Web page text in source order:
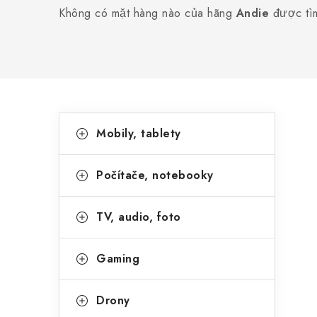
Không có mặt hàng nào của hãng Andie được
h
n
h
ê
qua
danh
mục
h
m
à
g
Mobily, tablety
Počítače, notebooky
TV, audio, foto
Gaming
Drony